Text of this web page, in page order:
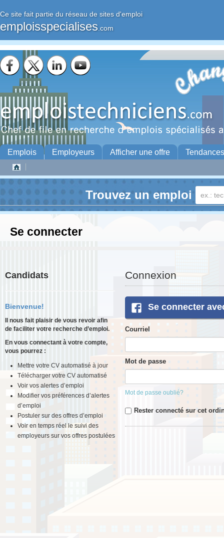
Ce site fait partie du réseau de sites d'emploi
emploisspecialises .com
Emplois Employeurs Afficher une offre Tendances
Trouvez un emploi
Se connecter
Candidats
Bienvenue!
Il nous fait plaisir de vous revoir afin
de faciliter votre recherche d’emploi.
En vous connectant à votre compte,
vous pourrez :
Mettre votre CV automatisé à jour
Télécharger votre CV automatisé
Voir vos alertes d’emploi
Modifier vos préférences d’alertes
d’emploi
Postuler sur des offres d’emploi
Voir en temps réel le suivi des
employeurs sur vos offres postulées
Connexion
Se connecter
Courriel
Mot de passe
Mot de passe oublié?
Rester connecté sur cet